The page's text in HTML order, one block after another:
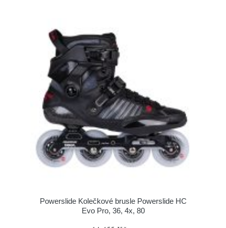
Powerslide Kolečkové brusle Powerslide HC
Evo Pro, 36, 4x, 80